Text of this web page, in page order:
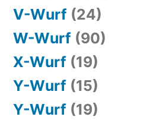
V-Wurf (24)
W-Wurf (90)
X-Wurf (19)
Y-Wurf (15)
Y-Wurf (19)